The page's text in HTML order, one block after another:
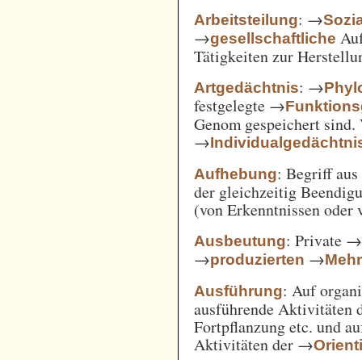
Arbeitsteilung: →
→gesellschaftliche
Tätigkeiten zur
Artgedächtnis: →
festgelegte →
Genom gespeichert sind.
→
Aufhebung: Begriff
der gleichzeitig
(von Erkenntnissen
Ausbeutung: Private →
→produzierten →
Ausführung: Auf
ausführende Aktivitäten
Fortpflanzung etc. und
Aktivitäten der →